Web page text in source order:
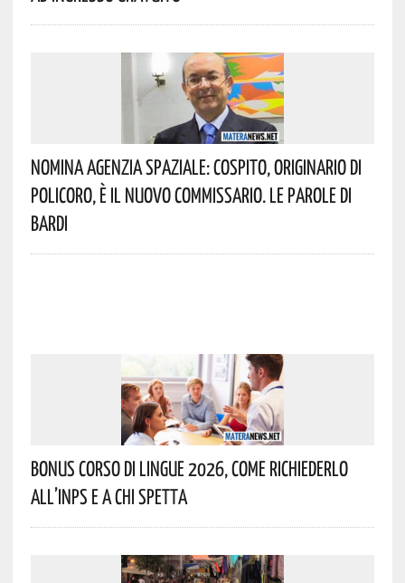
Nomina Agenzia Spaziale: Cospito, Originario Di
Policoro, È Il Nuovo Commissario. Le Parole Di
Bardi
Bonus Corso Di Lingue 2026, Come Richiederlo
All’INPS E A Chi Spetta